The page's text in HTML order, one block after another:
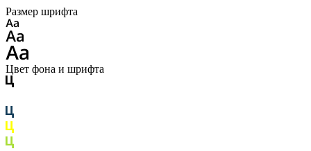
Размер шрифта
Цвет фона и шрифта